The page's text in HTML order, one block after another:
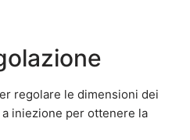
regolare le dimensioni dei
iniezione per ottenere la